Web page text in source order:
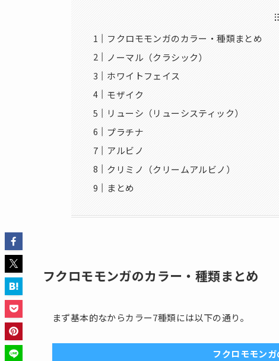
フクロモモンガのカラー・種類まとめ
ノーマル（クラシック）
ホワイトフェイス
モザイク
リューシ（リューシスティック）
プラチナ
アルビノ
クリミノ（クリームアルビノ）
まとめ
フクロモモンガのカラー・種類まとめ
まず基本的なからカラー7種類には以下の通り。
フクロモモン